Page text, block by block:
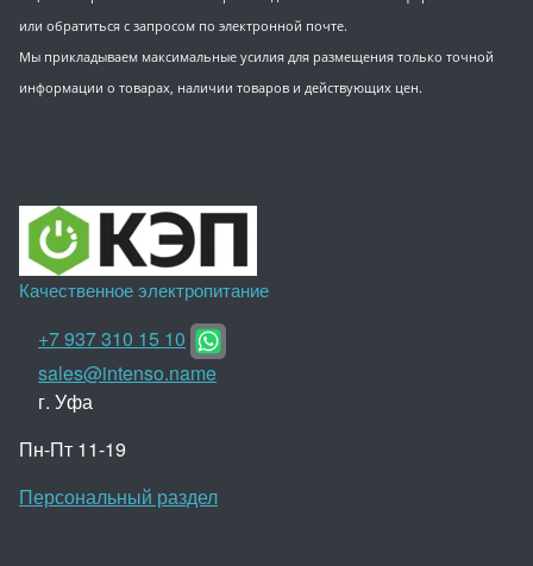
или обратиться с запросом по электронной почте.
Мы прикладываем максимальные усилия для размещения только точной
информации о товарах, наличии товаров и действующих цен.
Качественное электропитание
+7 937 310 15 10
sales@intenso.name
г. Уфа
Пн-Пт 11-19
Персональный раздел